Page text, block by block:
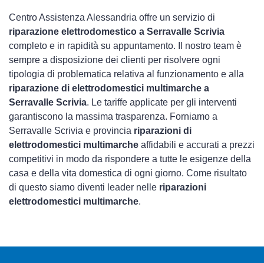
Centro Assistenza Alessandria offre un servizio di
riparazione elettrodomestico a Serravalle Scrivia
completo e in rapidità su appuntamento. Il nostro team è
sempre a disposizione dei clienti per risolvere ogni
tipologia di problematica relativa al funzionamento e alla
riparazione di elettrodomestici multimarche a
Serravalle Scrivia. Le tariffe applicate per gli interventi
garantiscono la massima trasparenza. Forniamo a
Serravalle Scrivia e provincia riparazioni di
elettrodomestici multimarche affidabili e accurati a prezzi
competitivi in modo da rispondere a tutte le esigenze della
casa e della vita domestica di ogni giorno. Come risultato
di questo siamo diventi leader nelle riparazioni
elettrodomestici multimarche.